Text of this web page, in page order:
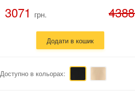
3071 грн. 4388
Додати в кошик
Доступно в кольорах: